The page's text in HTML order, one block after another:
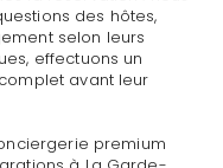
des hôtes,
selon leurs
effectuons un
avant leur
premium